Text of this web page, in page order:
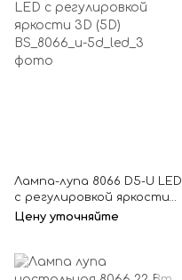
Лампа-лупа 8066 D5-U LED
с регулировкой яркости
3D (5D)
Цену уточняйте